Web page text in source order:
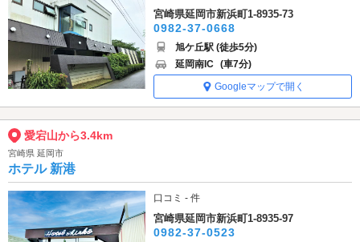
宮崎県延岡市新浜町1-8935-73
0982-37-0668
旭ケ丘駅 (徒歩5分)
延岡南IC (車7分)
Googleマップで開く
愛宕山から3.4km
宮崎県 延岡市
ホテル 新港
口コミ - 件
宮崎県延岡市新浜町1-8935-97
0982-37-0523